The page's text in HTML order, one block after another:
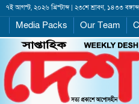
৭ই আগস্ট, ২০২৬ খ্রিস্টাব্দ | ২৩শে শ্রাবণ, ১৪৩৩ বঙ্গাব্দ
Media Packs Our Team